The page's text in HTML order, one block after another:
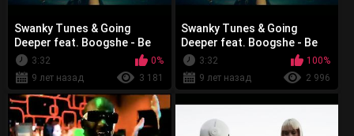
Swanky Tunes & Going
Deeper feat. Boogshe - Be
Okay3:32
0%
9 лет назад
3 181
Swanky Tunes & Going
Deeper feat. Boogshe - Be
Okay3:32
100%
9 лет назад
2 996